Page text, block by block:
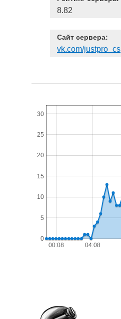
8.82
Сайт сервера:
vk.com/justpro_cs
00:08 04:08
0
5
10
15
20
25
30